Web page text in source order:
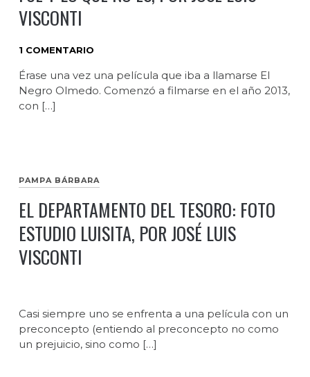
VISCONTI
1 COMENTARIO
Érase una vez una película que iba a llamarse El
Negro Olmedo. Comenzó a filmarse en el año 2013,
con […]
PAMPA BÁRBARA
EL DEPARTAMENTO DEL TESORO: FOTO
ESTUDIO LUISITA, POR JOSÉ LUIS
VISCONTI
Casi siempre uno se enfrenta a una película con un
preconcepto (entiendo al preconcepto no como
un prejuicio, sino como […]